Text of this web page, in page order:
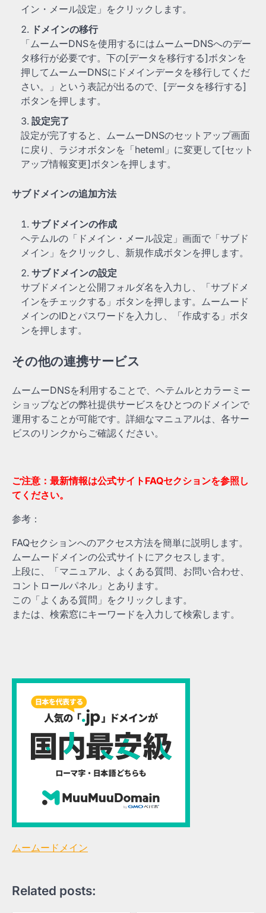
イン・メール設定」をクリックします。
ドメインの移行
「ムームーDNSを使用するにはムームーDNSへのデー
タ移行が必要です。下の[データを移行する]ボタンを
押してムームーDNSにドメインデータを移行してくだ
さい。」という表記が出るので、[データを移行する]
ボタンを押します。
設定完了
設定が完了すると、ムームーDNSのセットアップ画面
に戻り、ラジオボタンを「heteml」に変更して[セット
アップ情報変更]ボタンを押します。
サブドメインの追加方法
サブドメインの作成
ヘテムルの「ドメイン・メール設定」画面で「サブド
メイン」をクリックし、新規作成ボタンを押します。
サブドメインの設定
サブドメインと公開フォルダ名を入力し、「サブドメ
インをチェックする」ボタンを押します。ムームード
メインのIDとパスワードを入力し、「作成する」ボタ
ンを押します。
その他の連携サービス
ムームーDNSを利用することで、ヘテムルとカラーミー
ショップなどの弊社提供サービスをひとつのドメインで
運用することが可能です。詳細なマニュアルは、各サー
ビスのリンクからご確認ください。
ご注意：最新情報は公式サイトFAQセクションを参照し
てください。
参考：
FAQセクションへのアクセス方法を簡単に説明します。
ムームードメインの公式サイトにアクセスします。
上段に、「マニュアル、よくある質問、お問い合わせ、
コントロールパネル」とあります。
この「よくある質問」をクリックします。
または、検索窓にキーワードを入力して検索します。
ムームードメイン
Related posts: